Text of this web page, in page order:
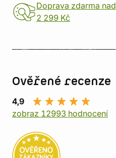
Doprava zdarma nad
2 299 Kč
Ověřené recenze
4,9
zobraz 12993 hodnocení